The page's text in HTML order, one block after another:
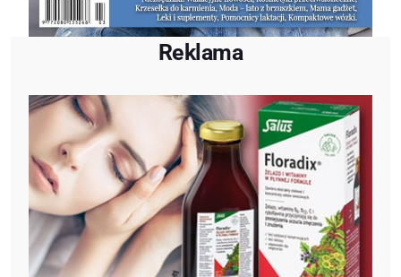
Reklama